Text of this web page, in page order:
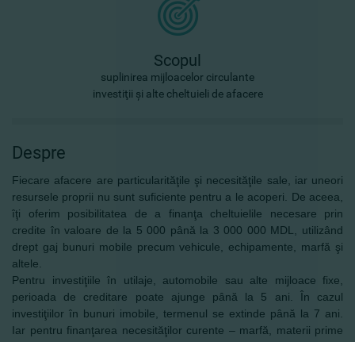
Scopul
suplinirea mijloacelor circulante
investiţii şi alte cheltuieli de afacere
Despre
Fiecare afacere are particularităţile şi necesităţile sale, iar uneori
resursele proprii nu sunt suficiente pentru a le acoperi. De aceea,
îţi oferim posibilitatea de a finanţa cheltuielile necesare prin
credite în valoare de la 5 000 până la 3 000 000 MDL, utilizând
drept gaj bunuri mobile precum vehicule, echipamente, marfă şi
altele.
Pentru investiţiile în utilaje, automobile sau alte mijloace fixe,
perioada de creditare poate ajunge până la 5 ani. În cazul
investiţiilor în bunuri imobile, termenul se extinde până la 7 ani.
Iar pentru finanţarea necesităţilor curente – marfă, materii prime